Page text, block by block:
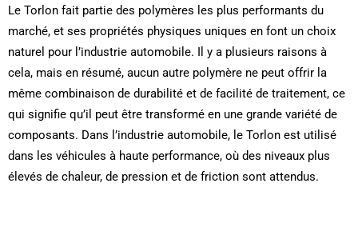
Le Torlon fait partie des polymères les plus performants du
marché, et ses propriétés physiques uniques en font un choix
naturel pour l’industrie automobile. Il y a plusieurs raisons à
cela, mais en résumé, aucun autre polymère ne peut offrir la
même combinaison de durabilité et de facilité de traitement, ce
qui signifie qu’il peut être transformé en une grande variété de
composants. Dans l’industrie automobile, le Torlon est utilisé
dans les véhicules à haute performance, où des niveaux plus
élevés de chaleur, de pression et de friction sont attendus.